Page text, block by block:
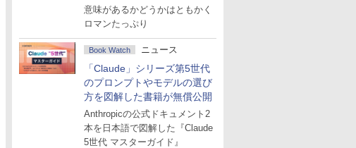
ジン
意味があるかどうかはともかく
ロマンたっぷり
Book Watch ニュース
「Claude」シリーズ第5世代
のプロンプトやモデルの選び
方を図解した書籍が無償公開
Anthropicの公式ドキュメント2
本を日本語で図解した『Claude
5世代 マスターガイド』